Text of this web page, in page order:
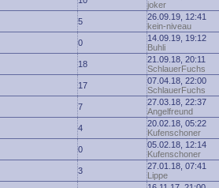
joker
5
26.09.19, 12:41
kein-niveau
0
14.09.19, 19:12
Buhli
18
21.09.18, 20:11
SchlauerFuchs
17
07.04.18, 22:00
SchlauerFuchs
7
27.03.18, 22:37
Angelfreund
4
20.02.18, 05:22
Kufenschoner
0
05.02.18, 12:14
Kufenschoner
3
27.01.18, 07:41
Lippe